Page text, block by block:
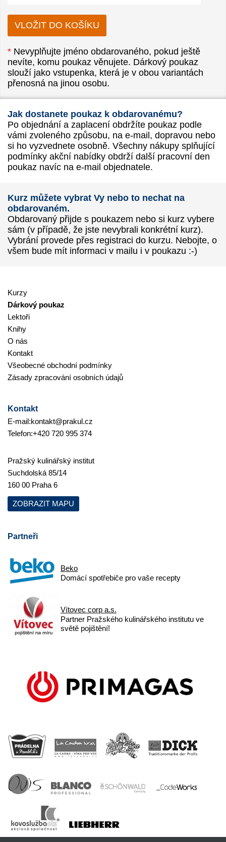
* Nevyplňujte jméno obdarovaného, pokud ještě
nevíte, komu poukaz věnujete. Dárkový poukaz
slouží jako vstupenka, která je v obou variantách
přenosná na jinou osobu.
Jak dostanete poukaz k obdarovanému?
Po objednání a zaplacení obdržíte poukaz podle
vámi zvoleného způsobu, na e-mail, dopravou nebo
si ho vyzvednete osobně. Všechny nákupy splňující
podmínky akční nabídky obdrží další pracovní den
poukaz navíc na e-mail objednatele.
Kurz můžete vybrat Vy nebo to nechat na
obdarovaném.
Obdarovaný přijde s poukazem nebo si kurz vybere
sám (v případě, že jste nevybrali konkrétní kurz).
Vybrání provede přes registraci do kurzu. Nebojte, o
všem bude mít informaci v mailu i v poukazu :-)
Kurzy
Dárkový poukaz
Lektoři
Knihy
O nás
Kontakt
Všeobecné obchodní podmínky
Zásady zpracování osobních údajů
Kontakt
E-mail:kontakt@prakul.cz
Telefon:+420 720 995 374
Pražský kulinářský institut
Suchdolská 85/14
160 00 Praha 6
ZOBRAZIT MAPU
Partneři
Beko
Domácí spotřebiče pro vaše recepty
Vítovec corp a.s.
Partner Pražského kulinářského institutu ve
světě pojištění!